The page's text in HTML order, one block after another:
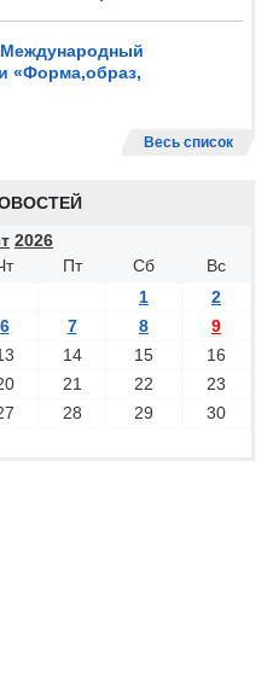
«Форма,образ,
Весь список
2026
Пт Сб
Вс
1
2
6 7 8
9
14 15
16
21 22
23
28 29
30